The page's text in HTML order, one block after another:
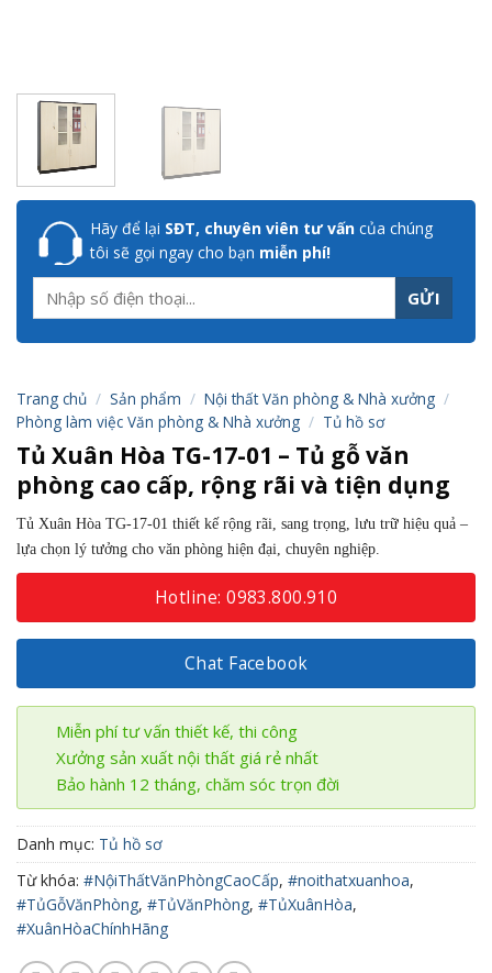
Hãy để lại SĐT, chuyên viên tư vấn của chúng
tôi sẽ gọi ngay cho bạn miễn phí!
Trang chủ / Sản phẩm / Nội thất Văn phòng & Nhà xưởng /
Phòng làm việc Văn phòng & Nhà xưởng / Tủ hồ sơ
Tủ Xuân Hòa TG-17-01 – Tủ gỗ văn
phòng cao cấp, rộng rãi và tiện dụng
Tủ Xuân Hòa TG-17-01 thiết kế rộng rãi, sang trọng, lưu trữ hiệu quả –
lựa chọn lý tưởng cho văn phòng hiện đại, chuyên nghiệp.
Hotline: 0983.800.910
Chat Facebook
Miễn phí tư vấn thiết kế, thi công
Xưởng sản xuất nội thất giá rẻ nhất
Bảo hành 12 tháng, chăm sóc trọn đời
Danh mục: Tủ hồ sơ
Từ khóa: #NộiThấtVănPhòngCaoCấp, #noithatxuanhoa,
#TủGỗVănPhòng, #TủVănPhòng, #TủXuânHòa,
#XuânHòaChínhHãng